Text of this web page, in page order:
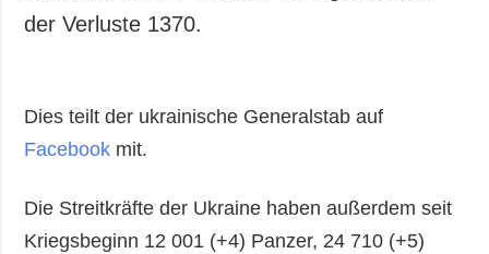
der Verluste 1370.
Dies teilt der ukrainische Generalstab auf
Facebook mit.
Die Streitkräfte der Ukraine haben außerdem seit
Kriegsbeginn 12 001 (+4) Panzer, 24 710 (+5)